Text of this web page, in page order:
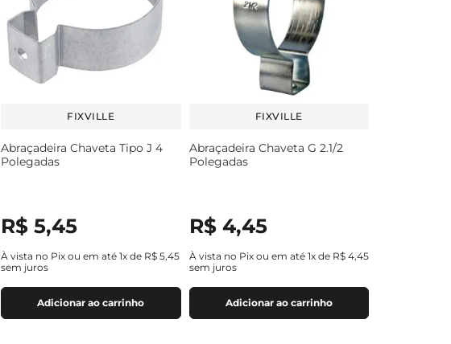
FIXVILLE
Abraçadeira Chaveta Tipo J 4
Polegadas
R$ 5,45
À vista no Pix ou em até1x de R$ 5,45
sem juros
Adicionar ao carrinho
FIXVILLE
Abraçadeira Chaveta G 2.1/2
Polegadas
R$ 4,45
À vista no Pix ou em até 1x de R$ 4,45
sem juros
Adicionar ao carrinho